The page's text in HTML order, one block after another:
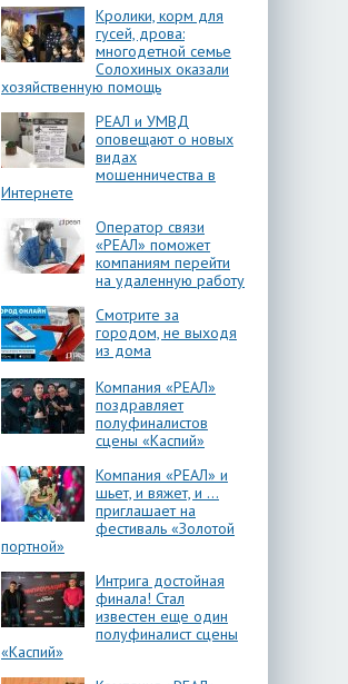
Кролики, корм для
гусей, дрова:
многодетной семье
Солохиных оказали
хозяйственную помощь
РЕАЛ и УМВД
оповещают о новых
видах
мошенничества в
Интернете
Оператор связи
«РЕАЛ» поможет
компаниям перейти
на удаленную работу
Смотрите за
городом, не выходя
из дома
Компания «РЕАЛ»
поздравляет
полуфиналистов
сцены «Каспий»
Компания «РЕАЛ» и
шьет, и вяжет, и …
приглашает на
фестиваль «Золотой
портной»
Интрига достойная
финала! Стал
известен еще один
полуфиналист сцены
«Каспий»